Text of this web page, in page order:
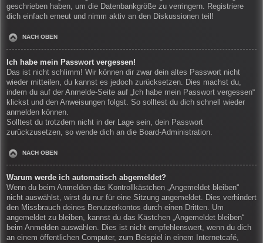
geschrieben haben, um die Datenbankgröße zu verringern. Registriere
dich einfach erneut und nimm aktiv an den Diskussionen teil!
NACH OBEN
Ich habe mein Passwort vergessen!
Das ist nicht schlimm! Wir können dir zwar dein altes Passwort nicht
wieder mitteilen, du kannst es jedoch zurücksetzen. Dies machst du,
indem du auf der Anmelde-Seite auf „Ich habe mein Passwort vergessen“
klickst und den Anweisungen folgst. So solltest du dich schnell wieder
anmelden können.
Solltest du trotzdem nicht in der Lage sein, dein Passwort
zurückzusetzen, so wende dich an die Board-Administration.
NACH OBEN
Warum werde ich automatisch abgemeldet?
Wenn du beim Anmelden das Kontrollkästchen „Angemeldet bleiben“
nicht auswählst, wirst du nur für eine Sitzung angemeldet. Dies verhindert
den Missbrauch deines Benutzerkontos durch einen Dritten. Um
angemeldet zu bleiben, kannst du das Kästchen „Angemeldet bleiben“
beim Anmelden auswählen. Dies ist nicht empfehlenswert, wenn du dich
an einem öffentlichen Computer, zum Beispiel in einem Internetcafé,